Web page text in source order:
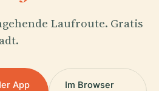
Laufroute. Gratis
App
Im Browser